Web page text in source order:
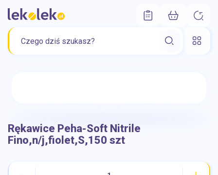
Rękawice Peha-Soft Nitrile
Fino,n/j,fiolet,S,150 szt